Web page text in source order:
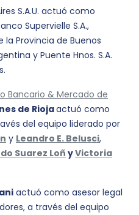
S.A.U. actuó como
Supervielle S.A.,
la Provincia de Buenos
y Puente Hnos. S.A.
Bancario & Mercado de
de Riojaactuó como
del equipo liderado por
y Leandro E. Belusci,
Suarez LoñyVictoria
actuó como asesor legal
a través del equipo